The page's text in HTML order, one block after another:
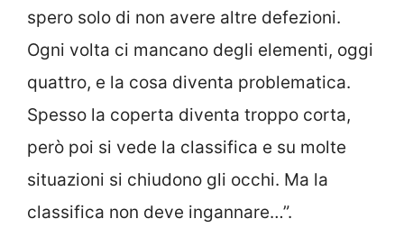
spero solo di non avere altre defezioni.
Ogni volta ci mancano degli elementi, oggi
quattro, e la cosa diventa problematica.
Spesso la coperta diventa troppo corta,
però poi si vede la classifica e su molte
situazioni si chiudono gli occhi. Ma la
classifica non deve ingannare…”.